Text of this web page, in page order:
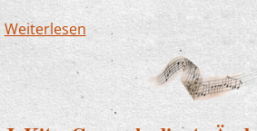
Weiterlesen über Vorstand beschließt
Gebührenerstattung